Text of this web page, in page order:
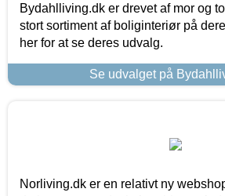
Bydahlliving.dk er drevet af mor og
stort sortiment af boliginteriør på
her for at se deres udvalg.
Se udvalget på
Norliving.dk er en relativt ny